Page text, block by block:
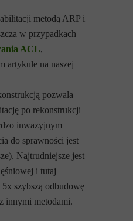
metodą ARP i
w przypadkach
ACL,
artykule na naszej
pozwala
po rekonstrukcji
inwazyjnym
do sprawności jest
Najtrudniejsze jest
i tutaj
szybszą odbudowę
innymi metodami.